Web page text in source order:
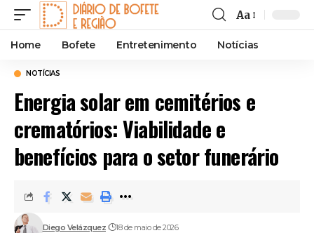
Font
Resizer
Aa
Home Bofete Entretenimento Notícias
NOTÍCIAS
Energia solar em cemitérios e
crematórios: Viabilidade e
benefícios para o setor funerário
Diego Velázquez 18 de maio de 2026